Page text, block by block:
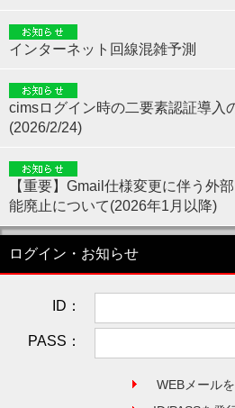
インターネット回線混雑予測
cimsログイン時の二要素認証導入
(2026/2/24)
【重要】Gmail仕様変更に伴う外
能廃止について(2026年1月以降)
ログイン・お知らせ
ID：
PASS：
WEBメールを